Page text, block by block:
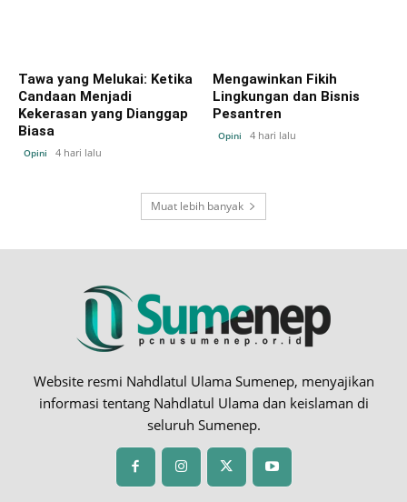
Tawa yang Melukai: Ketika
Candaan Menjadi
Kekerasan yang Dianggap
Biasa
Opini 4 hari lalu
Mengawinkan Fikih
Lingkungan dan Bisnis
Pesantren
Opini 4 hari lalu
Muat lebih banyak
Website resmi Nahdlatul Ulama Sumenep, menyajikan
informasi tentang Nahdlatul Ulama dan keislaman di
seluruh Sumenep.